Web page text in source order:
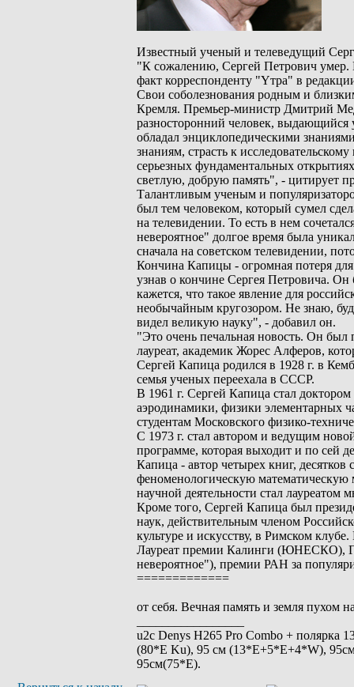
Известный ученый и телеведущий
"К сожалению, Сергей Петрович умер.
факт корреспонденту "Yтра" в
Свои соболезнования родным и
Кремля. Премьер-министр Дмитрий
разносторонний человек,
обладал энциклопедическими
знаниям, страсть к
серьезных фундаментальных
светлую, добрую память", - цитирует
Талантливым ученым и
был тем человеком, который сумел
на телевидении. То есть в нем
невероятное" долгое время была
сначала на советском телевидении,
Кончина Капицы - огромная потеря
узнав о кончине Сергея Петровича.
кажется, что такое явление для
необычайным кругозором. Не знаю,
видел великую науку", - добавил он.
"Это очень печальная новость. Он был
лауреат, академик Жорес Алферов,
Сергей Капица родился в 1928 г. в
семья ученых переехала в СССР.
В 1961 г. Сергей Капица стал
аэродинамики, физики элементарных
студентам Московского физико-
С 1973 г. стал автором и ведущим
программе, которая выходит и по сей
Капица - автор четырех книг,
феноменологическую математическую
научной деятельности стал
Кроме того, Сергей Капица был
наук, действительным членом
культуре и искусству, в Римском
Лауреат премии Калинги (ЮНЕСКО),
невероятное"), премии РАН за
=============
от себя. Вечная память и земля
u2c Denys H265 Pro Combo + полярка
(80*E Ku), 95 см (13*E+5*E+4*W),
95см(75*Е).